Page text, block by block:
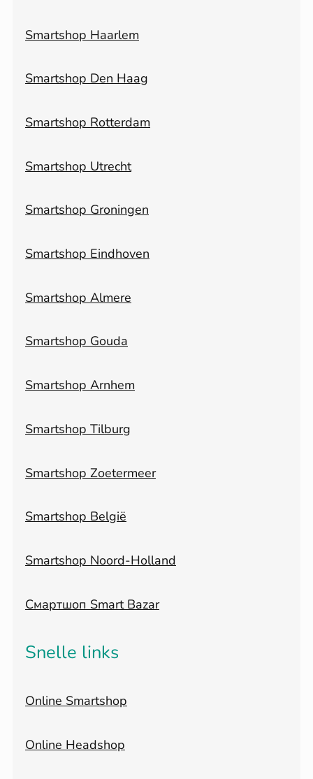
Smartshop Haarlem
Smartshop Den Haag
Smartshop Rotterdam
Smartshop Utrecht
Smartshop Groningen
Smartshop Eindhoven
Smartshop Almere
Smartshop Gouda
Smartshop Arnhem
Smartshop Tilburg
Smartshop Zoetermeer
Smartshop België
Smartshop Noord-Holland
Смартшоп Smart Bazar
Snelle links
Online Smartshop
Online Headshop